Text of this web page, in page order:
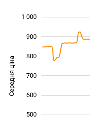
Середня ціна 1 000
500
600
700
800
900
1 000